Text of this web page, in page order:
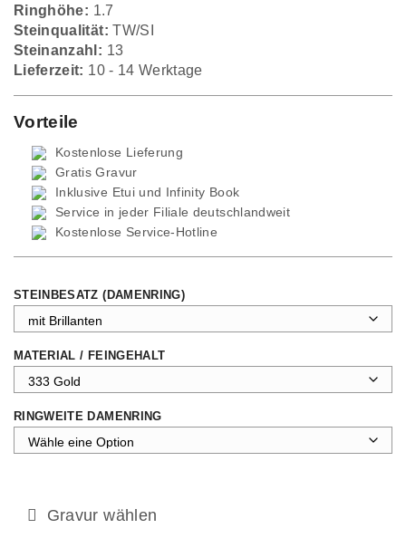
Ringhöhe: 1.7
Steinqualität: TW/SI
Steinanzahl: 13
Lieferzeit: 10 - 14 Werktage
Vorteile
Kostenlose Lieferung
Gratis Gravur
Inklusive Etui und Infinity Book
Service in jeder Filiale deutschlandweit
Kostenlose Service-Hotline
STEINBESATZ (DAMENRING)
MATERIAL / FEINGEHALT
RINGWEITE DAMENRING
Gravur wählen